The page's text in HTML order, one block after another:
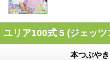
ユリア100式 5 (ジェッ
本つぶや